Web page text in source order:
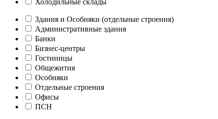
Здания и Особняки (отдельные строения)
Административные здания
Банки
Бизнес-центры
Гостиницы
Общежития
Особняки
Отдельные строения
Офисы
ПСН